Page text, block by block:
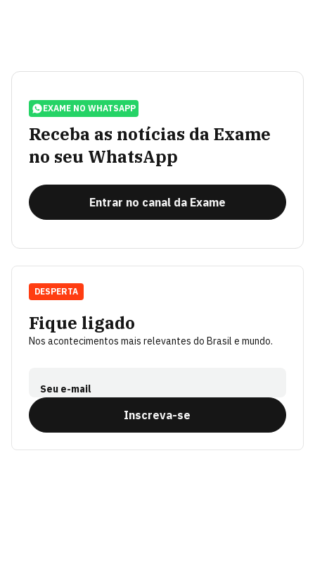
EXAME NO WHATSAPP
Receba as notícias da Exame
no seu WhatsApp
Entrar no canal da Exame
Fique ligado
Nos acontecimentos mais relevantes do Brasil e mundo.
Seu e-mail
Inscreva-se
DESPERTA